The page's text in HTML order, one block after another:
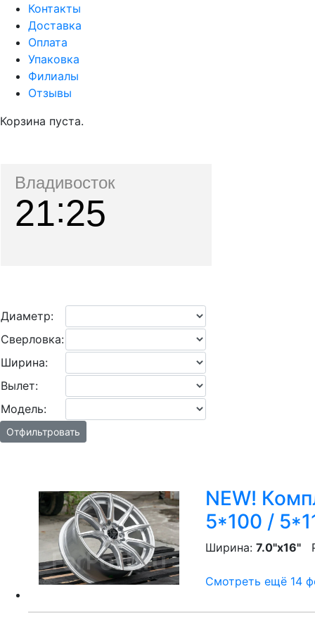
Контакты
Доставка
Оплата
Упаковка
Филиалы
Отзывы
Корзина пуста.
Владивосток
21 25
Диаметр:
Сверловка:
Ширина:
Вылет:
Модель:
Отфильтровать
NEW!
5*100 /
Ширина: 7.0"x16"
Смотреть ещё 14